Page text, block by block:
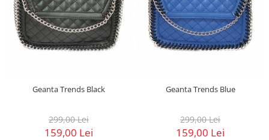
Geanta Trends Black
299,00 Lei
159,00 Lei
Geanta Trends Blue
299,00 Lei
159,00 Lei